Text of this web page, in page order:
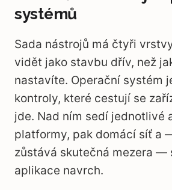
systémů
Sada nástrojů má čtyři
vidět jako stavbu dřív, než
nastavíte. Operační systém
kontroly, které cestují se
jde. Nad ním sedí jednotlivé
platformy, pak domácí síť a
zůstává skutečná mezera —
aplikace navrch.